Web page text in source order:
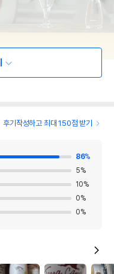
후기작성하고 최대 150점 받기
86%
5%
10%
0%
0%